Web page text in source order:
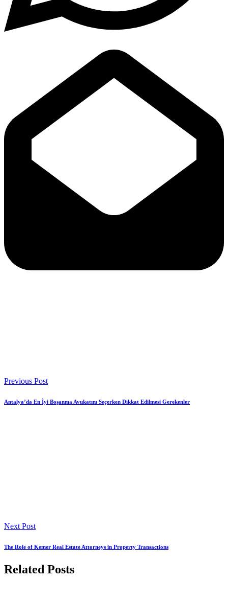
Previous Post
Antalya’da En İyi Boşanma Avukatını Seçerken Dikkat Edilmesi Gerekenler
Next Post
The Role of Kemer Real Estate Attorneys in Property Transactions
Related Posts